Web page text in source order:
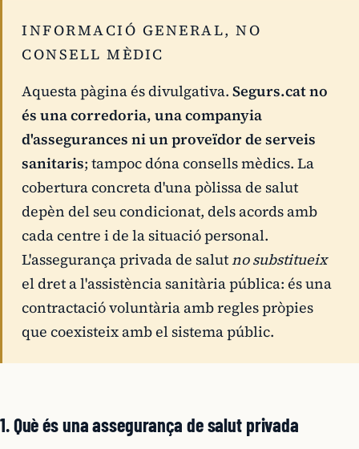
INFORMACIÓ GENERAL, NO
CONSELL MÈDIC
Aquesta pàgina és divulgativa. Segurs.cat no
és una corredoria, una companyia
d'assegurances ni un proveïdor de serveis
sanitaris; tampoc dóna consells mèdics. La
cobertura concreta d'una pòlissa de salut
depèn del seu condicionat, dels acords amb
cada centre i de la situació personal.
L'assegurança privada de salutno substitueix
el dret a l'assistència sanitària pública: és una
contractació voluntària amb regles pròpies
que coexisteix amb el sistema públic.
1. Què és una assegurança de salut privada